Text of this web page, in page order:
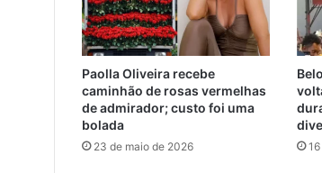
Paolla Oliveira recebe
caminhão de rosas vermelhas
de admirador; custo foi uma
bolada
23 de maio de 2026